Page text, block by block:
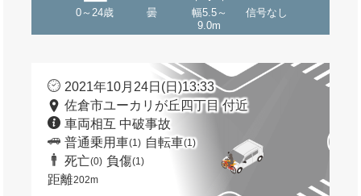
0～24歳 曇
幅5.5～
9.0m
信号なし
2021年10月24日(日)13:33
佐倉市ユーカリが丘四丁目 付近
車両相互 中破事故
普通乗用車(1) 自転車(1)
死亡(0) 負傷(1)
距離202m